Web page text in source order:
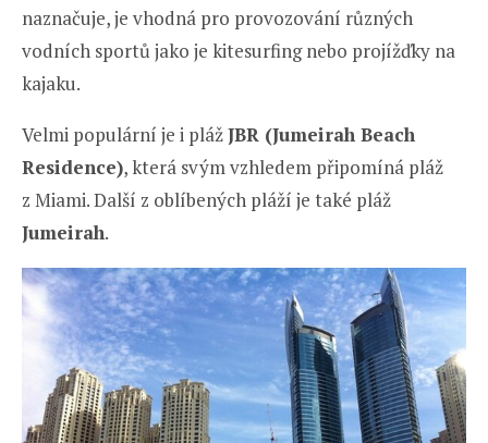
naznačuje, je vhodná pro provozování různých
vodních sportů jako je kitesurfing nebo projížďky na
kajaku.
Velmi populární je i plážJBR (Jumeirah Beach
Residence), která svým vzhledem připomíná pláž
z Miami. Další z oblíbených pláží je také pláž
Jumeirah.